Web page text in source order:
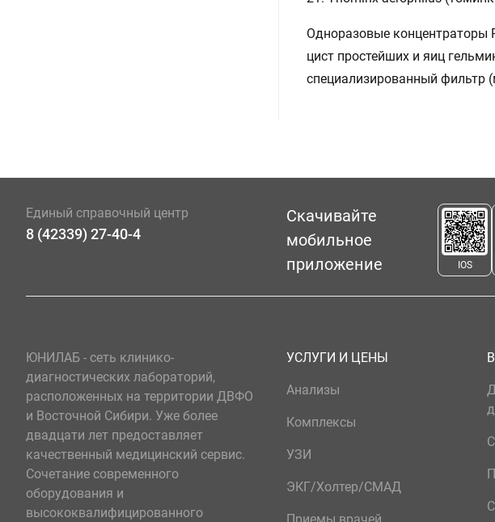
Одноразовые концентраторы
цист простейших и яиц
специализированный
Единый справочный центр
8 (42339) 27-40-4
Скачивайте
мобильное
приложение
IOS
ЮНИЛАБ - сеть клинико-
диагностических лабораторий,
расположенных на территории ДВФО
и Восточной Сибири. Уже более
двадцати лет предоставляет
качественный медицинский сервис.
Сочетание современного
оборудования и
высококвалифицированного
УСЛУГИ И ЦЕНЫ
Анализы
Комплексы
УЗИ
ЭКГ/Холтер/СМАД